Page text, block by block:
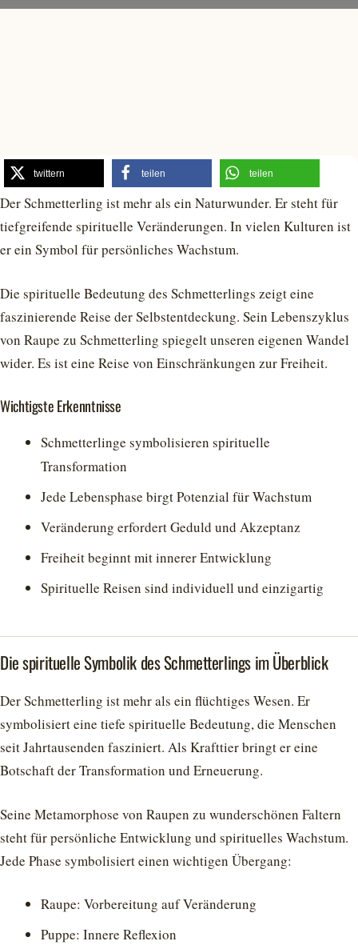
twittern teilen teilen
Der Schmetterling ist mehr als ein Naturwunder. Er steht für
tiefgreifende spirituelle Veränderungen. In vielen Kulturen ist
er ein Symbol für persönliches Wachstum.
Die spirituelle Bedeutung des Schmetterlings zeigt eine
faszinierende Reise der Selbstentdeckung. Sein Lebenszyklus
von Raupe zu Schmetterling spiegelt unseren eigenen Wandel
wider. Es ist eine Reise von Einschränkungen zur Freiheit.
Wichtigste Erkenntnisse
Schmetterlinge symbolisieren spirituelle
Transformation
Jede Lebensphase birgt Potenzial für Wachstum
Veränderung erfordert Geduld und Akzeptanz
Freiheit beginnt mit innerer Entwicklung
Spirituelle Reisen sind individuell und einzigartig
Die spirituelle Symbolik des Schmetterlings im Überblick
Der Schmetterling ist mehr als ein flüchtiges Wesen. Er
symbolisiert eine tiefe spirituelle Bedeutung, die Menschen
seit Jahrtausenden fasziniert. Als Krafttier bringt er eine
Botschaft der Transformation und Erneuerung.
Seine Metamorphose von Raupen zu wunderschönen Faltern
steht für persönliche Entwicklung und spirituelles Wachstum.
Jede Phase symbolisiert einen wichtigen Übergang:
Raupe: Vorbereitung auf Veränderung
Puppe: Innere Reflexion